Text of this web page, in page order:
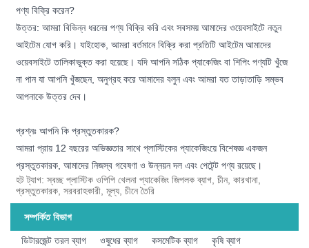
পণ্য বিক্রি করেন?
উত্তর: আমরা বিভিন্ন ধরনের পণ্য বিক্রি করি এবং সবসময় আমাদের ওয়েবসাইটে নতুন
আইটেম যোগ করি। যাইহোক, আমরা বর্তমানে বিক্রি করা প্রতিটি আইটেম আমাদের
ওয়েবসাইটে তালিকাভুক্ত করা হয়েছে। যদি আপনি সঠিক প্যাকেজিং বা শিপিং পণ্যটি খুঁজে
না পান যা আপনি খুঁজছেন, অনুগ্রহ করে আমাদের বলুন এবং আমরা যত তাড়াতাড়ি সম্ভব
আপনাকে উত্তর দেব।
প্রশ্নঃ আপনি কি প্রস্তুতকারক?
আমরা প্রায় 12 বছরের অভিজ্ঞতার সাথে প্লাস্টিকের প্যাকেজিংয়ে বিশেষজ্ঞ একজন
প্রস্তুতকারক, আমাদের নিজস্ব গবেষণা ও উন্নয়ন দল এবং পেটেন্ট পণ্য রয়েছে।
হট ট্যাগ: স্বচ্ছ প্লাস্টিক ওপিপি খেলনা প্যাকেজিং জিপলক ব্যাগ, চীন, কারখানা,
প্রস্তুতকারক, সরবরাহকারী, মূল্য, চীনে তৈরি
সম্পর্কিত বিভাগ
ডিটারজেন্ট তরল ব্যাগ ওষুধের ব্যাগ কসমেটিক ব্যাগ
কৃষি ব্যাগ